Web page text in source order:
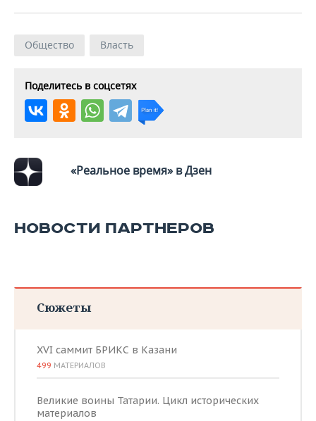
Общество Власть
Поделитесь в соцсетях
«Реальное время» в Дзен
НОВОСТИ ПАРТНЕРОВ
Сюжеты
XVI саммит БРИКС в Казани
499 МАТЕРИАЛОВ
Великие воины Татарии. Цикл исторических
материалов